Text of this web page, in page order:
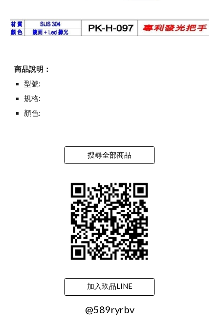
商品說明：
型號:
規格:
顏色:
搜尋全部商品
加入玖品LINE
@589ryrbv